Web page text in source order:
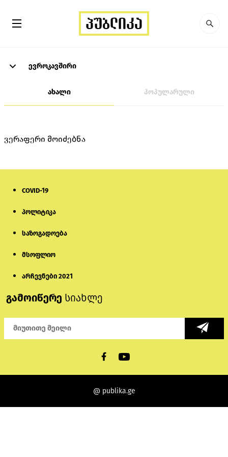
ევროკავშირი
ახალი პოპულარული
ვერაფერი მოიძებნა
COVID-19
პოლიტიკა
საზოგადოება
მსოფლიო
არჩევნები 2021
გამოიწერე სიახლე
@ publika.ge